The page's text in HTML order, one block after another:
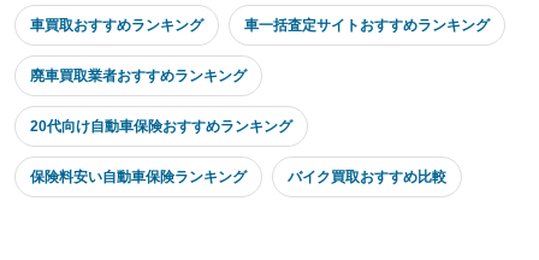
車買取おすすめランキング 車一括査定サイトおすすめランキング
廃車買取業者おすすめランキング
20代向け自動車保険おすすめランキング
保険料安い自動車保険ランキング バイク買取おすすめ比較